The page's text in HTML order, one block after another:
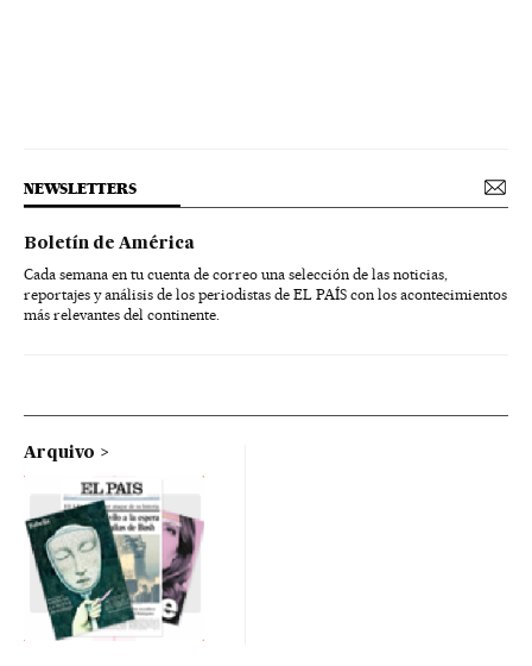
NEWSLETTERS
Boletín de América
Cada semana en tu cuenta de correo una selección de las noticias,
reportajes y análisis de los periodistas de EL PAÍS con los acontecimientos
más relevantes del continente.
Arquivo